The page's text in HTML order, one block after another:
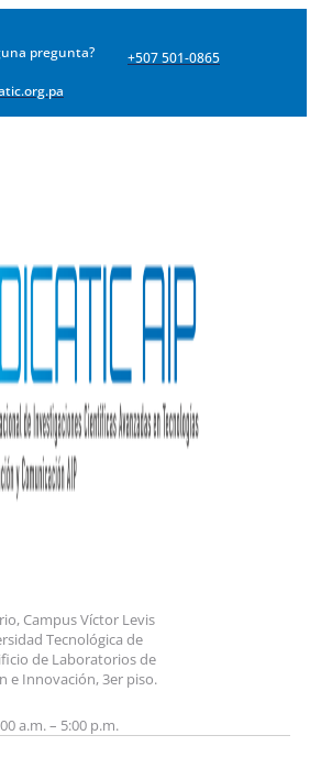
pregunta?
+507 501-0865
Campus Víctor Levis
Tecnológica de
de Laboratorios de
e Innovación, 3er piso.
a.m. – 5:00 p.m.